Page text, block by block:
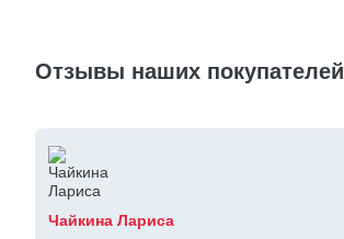
Отзывы наших покупателей
Чайкина Лариса